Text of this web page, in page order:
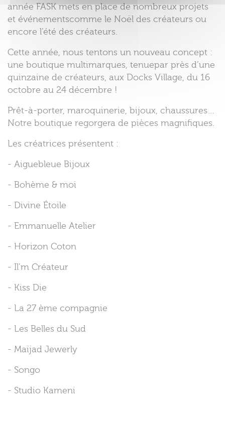
année FASK mets en place de nombreux projets
et événementscomme le Noël des créateurs ou
encore l’été des créateurs.
Cette année, nous tentons un nouveau concept :
une boutique multimarques, tenuepar près d’une
quinzaine de créateurs, aux Docks Village, du 16
octobre au 24 décembre !
Prêt-à-porter, maroquinerie, bijoux, chaussures…
Notre boutique regorgera de pièces magnifiques.
Les créatrices présentent :
- Aiguebleue Bijoux
- Bohème & moi
- Divine Étoile
- Emmanuelle Atelier
- Horizon Coton
- Il’m Créateur
- Kiss Die
- La 27 ème compagnie
- Les Belles du Sud
- Maïjad Jewerly
- Songo
- Studio Kameni